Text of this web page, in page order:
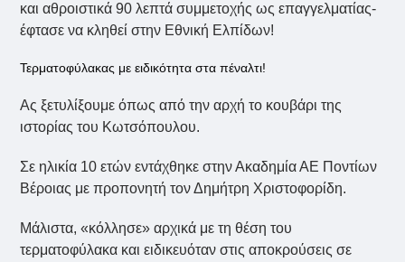
και αθροιστικά 90 λεπτά συμμετοχής ως επαγγελματίας-
έφτασε να κληθεί στην Εθνική Ελπίδων!
Τερματοφύλακας με ειδικότητα στα πέναλτι!
Ας ξετυλίξουμε όπως από την αρχή το κουβάρι της
ιστορίας του Κωτσόπουλου.
Σε ηλικία 10 ετών εντάχθηκε στην Ακαδημία ΑΕ Ποντίων
Βέροιας με προπονητή τον Δημήτρη Χριστοφορίδη.
Μάλιστα, «κόλλησε» αρχικά με τη θέση του
τερματοφύλακα και ειδικευόταν στις αποκρούσεις σε